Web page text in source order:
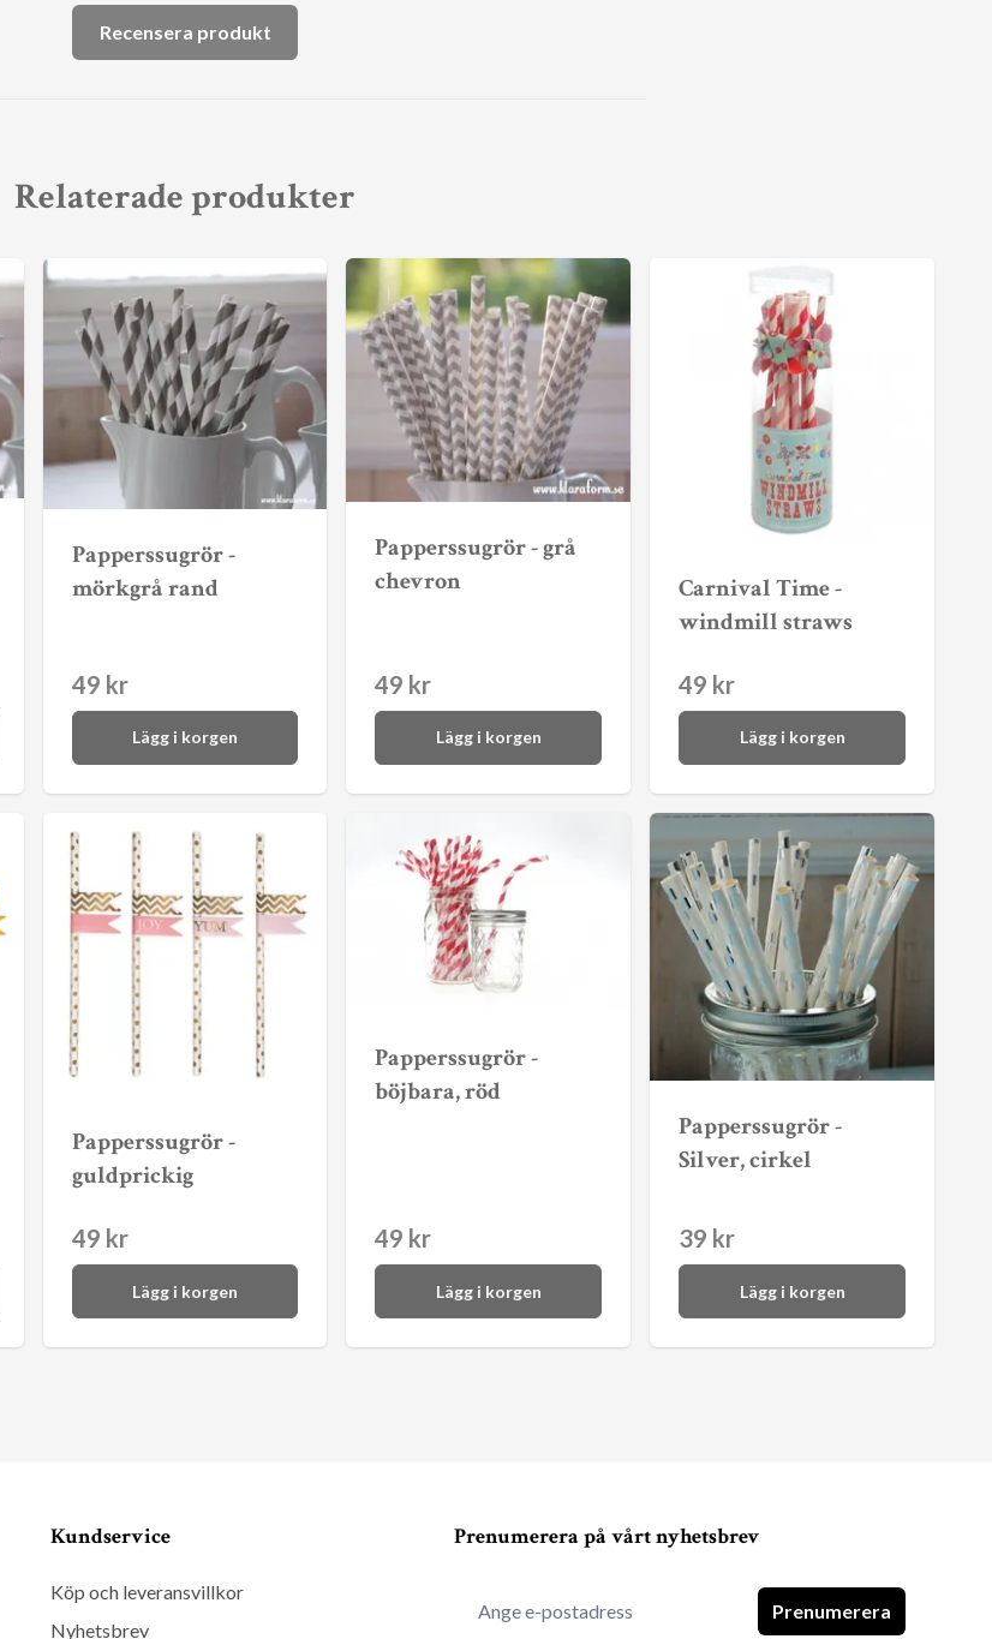
Recensera produkt
Relaterade produkter
Papperssugrör -
mörkgrå rand
49 kr
Lägg i korgen
Papperssugrör - grå
chevron
49 kr
Lägg i korgen
Carnival Time -
windmill straws
49 kr
Lägg i korgen
Papperssugrör -
guldprickig
49 kr
Lägg i korgen
Papperssugrör -
böjbara, röd
49 kr
Lägg i korgen
Papperssugrör -
Silver, cirkel
39 kr
Lägg i korgen
Kundservice
Köp och leveransvillkor
Nyhetsbrev
Prenumerera på vårt nyhetsbrev
Prenumerera